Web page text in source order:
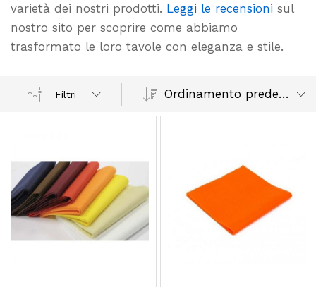
varietà dei nostri prodotti. Leggi le recensioni sul
nostro sito per scoprire come abbiamo
trasformato le loro tavole con eleganza e stile.
Filtri Ordinamento predefinito